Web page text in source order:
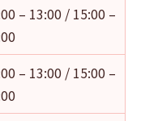
– 13:00 / 15:00 –
– 13:00 / 15:00 –